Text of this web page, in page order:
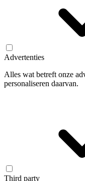
Advertenties
Alles wat betreft onze
personaliseren daarvan.
Third party